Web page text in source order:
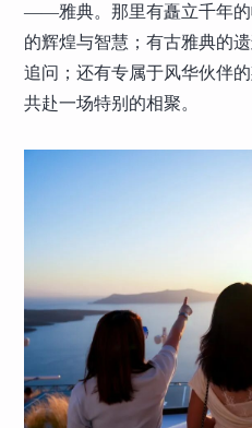
——雅典。那里有矗立千年的
的辉煌与智慧；有古雅典的
追问；还有专属于风华伙伴
共赴一场特别的相聚。